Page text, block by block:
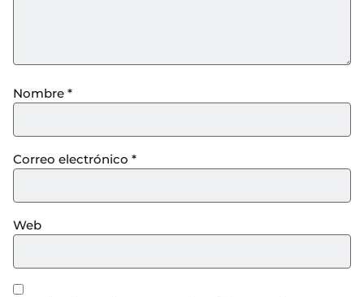
Nombre *
Correo electrónico *
Web